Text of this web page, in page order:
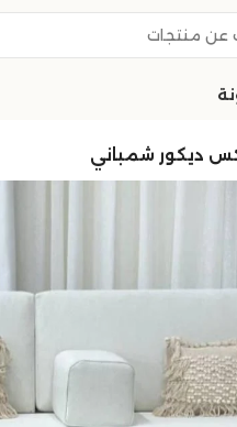
ديكور شمباني